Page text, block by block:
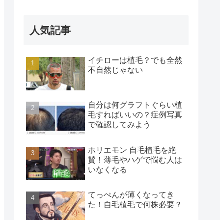
人気記事
イチローは植毛？でも全然
不自然じゃない
自分は何グラフトぐらい植
毛すればいいの？症例写真
で確認してみよう
ホリエモン 自毛植毛を絶
賛！薄毛やハゲで悩む人は
いなくなる
てっぺんが薄くなってき
た！自毛植毛で何株必要？